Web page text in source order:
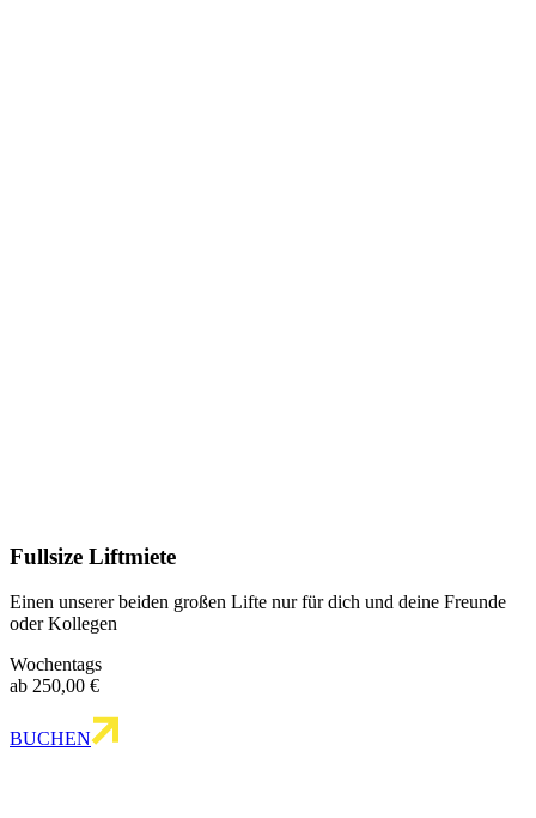
Fullsize Liftmiete
Einen unserer beiden großen Lifte nur für dich und deine Freunde
oder Kollegen
Wochentags
ab 250,00 €
BUCHEN